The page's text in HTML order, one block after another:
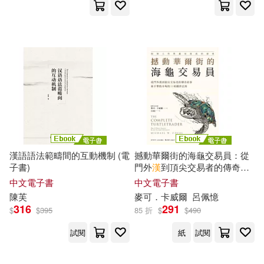
林海音(43) (美)埃里克森(42)
ホットエンターテイメント(42)
漢寶德(42)
趙鎮琬（主編）(42)
台灣角川(357)
聯經出版公司(341)
大連理工大學出版社(335)
漢語語法範疇間的互動機制 (電
子書)
中文電子書
陳芙
$316 $395
試閱
撼動華爾街的海龜交易員：從
門外漢到頂尖交易者的傳奇故
事，新手擊敗市場的11項鐵律
法則 (電子書)
中文電子書
麥可．卡威爾 呂佩憶
85 折 $291 $490
紙
試閱